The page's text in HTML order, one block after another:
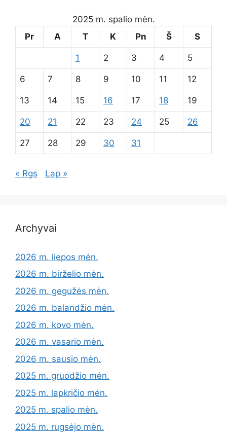
2025 m. spalio mėn.
Pr
A T K Pn Š S
1 2 3 4 5
6 7 8 9 10 11 12
13 14 15 16 17 18 19
20 21 22 23 24 25 26
27 28 29 30 31
« Rgs Lap »
Archyvai
2026 m. liepos mėn.
2026 m. birželio mėn.
2026 m. gegužės mėn.
2026 m. balandžio mėn.
2026 m. kovo mėn.
2026 m. vasario mėn.
2026 m. sausio mėn.
2025 m. gruodžio mėn.
2025 m. lapkričio mėn.
2025 m. spalio mėn.
2025 m. rugsėjo mėn.